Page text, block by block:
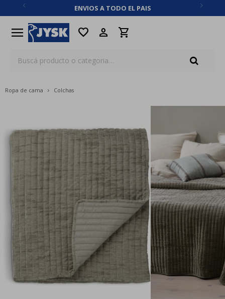
ENVIOS A TODO EL PAIS
menu favorite
Ropa de cama Colchas
close